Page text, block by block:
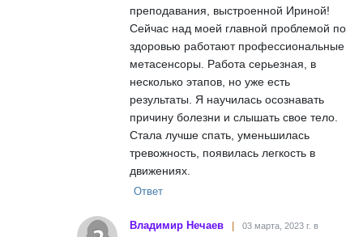
преподавания, выстроенной Ириной!
Сейчас над моей главной проблемой по
здоровью работают профессиональные
метасенсоры. Работа серьезная, в
несколько этапов, но уже есть
результаты. Я научилась осознавать
причину болезни и слышать свое тело.
Стала лучше спать, уменьшилась
тревожность, появилась легкость в
движениях.
Ответ
Владимир Нечаев
03 марта, 2023 г. в